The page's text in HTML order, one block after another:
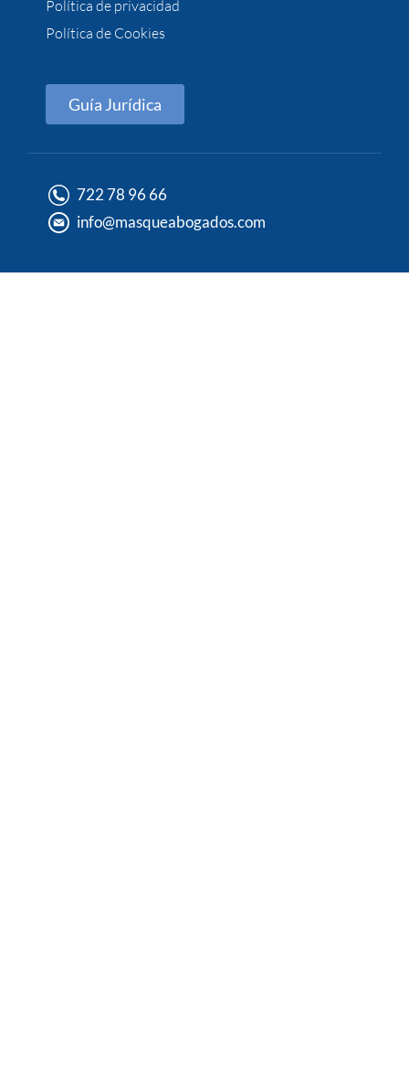
Política de privacidad
Política de Cookies
Guía Jurídica
722 78 96 66
info@masqueabogados.com